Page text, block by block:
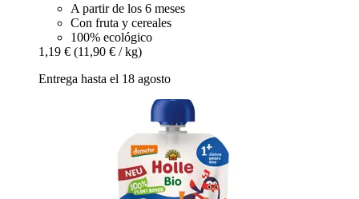
A partir de los 6 meses
Con fruta y cereales
100% ecológico
1,19 € (11,90 € / kg)
Entrega hasta el 18 agosto